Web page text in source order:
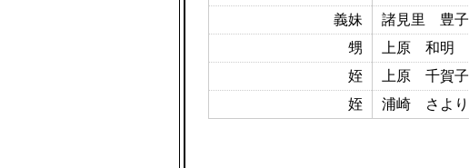
義妹
諸見里 豊子
甥
上原 和明
姪
上原 千賀子
姪
浦崎 さより